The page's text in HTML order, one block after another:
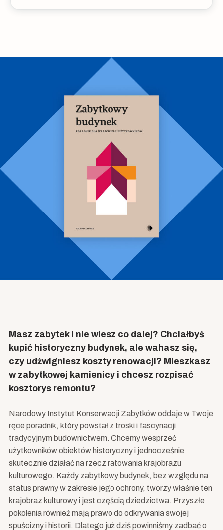
Masz zabytek i nie wiesz co dalej? Chciałbyś
kupić historyczny budynek, ale wahasz się,
czy udźwigniesz koszty renowacji? Mieszkasz
w zabytkowej kamienicy i chcesz rozpisać
kosztorys remontu?
Narodowy Instytut Konserwacji Zabytków oddaje w Twoje
ręce poradnik, który powstał z troski i fascynacji
tradycyjnym budownictwem. Chcemy wesprzeć
użytkowników obiektów historyczny i jednocześnie
skutecznie działać na rzecz ratowania krajobrazu
kulturowego. Każdy zabytkowy budynek, bez względu na
status prawny w zakresie jego ochrony, tworzy właśnie ten
krajobraz kulturowy i jest częścią dziedzictwa. Przyszłe
pokolenia również mają prawo do odkrywania swojej
spuścizny i historii. Dlatego już dziś powinniśmy zadbać o